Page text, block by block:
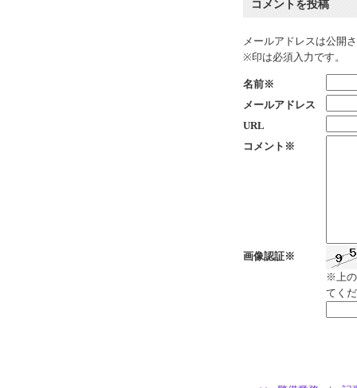
コメントを投稿
メールアドレスは公開
※印は必須入力です。
名前※
メールアドレス
URL
コメント※
画像認証※
※上の
てく